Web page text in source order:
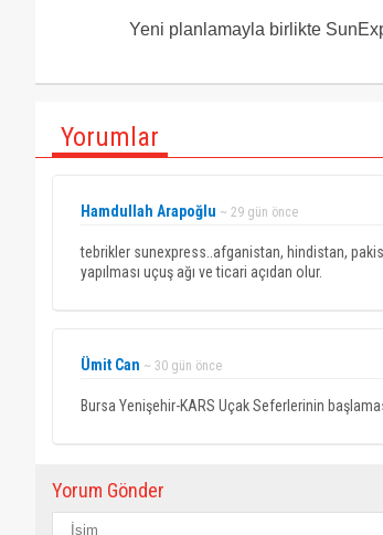
Yeni planlamayla birlikte
Yorumlar
Hamdullah Arapoğlu ~ 29 gün önce
tebrikler sunexpress..afganistan, hindistan,
yapılması uçuş ağı ve ticari açıdan olur.
Ümit Can ~ 30 gün önce
Bursa Yenişehir-KARS Uçak Seferlerinin
Yorum Gönder